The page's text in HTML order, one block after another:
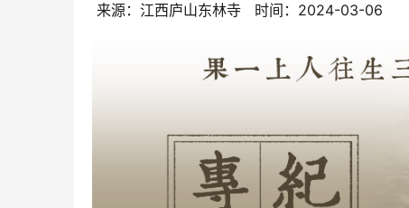
来源：江西庐山东林寺   时间：2024-03-06